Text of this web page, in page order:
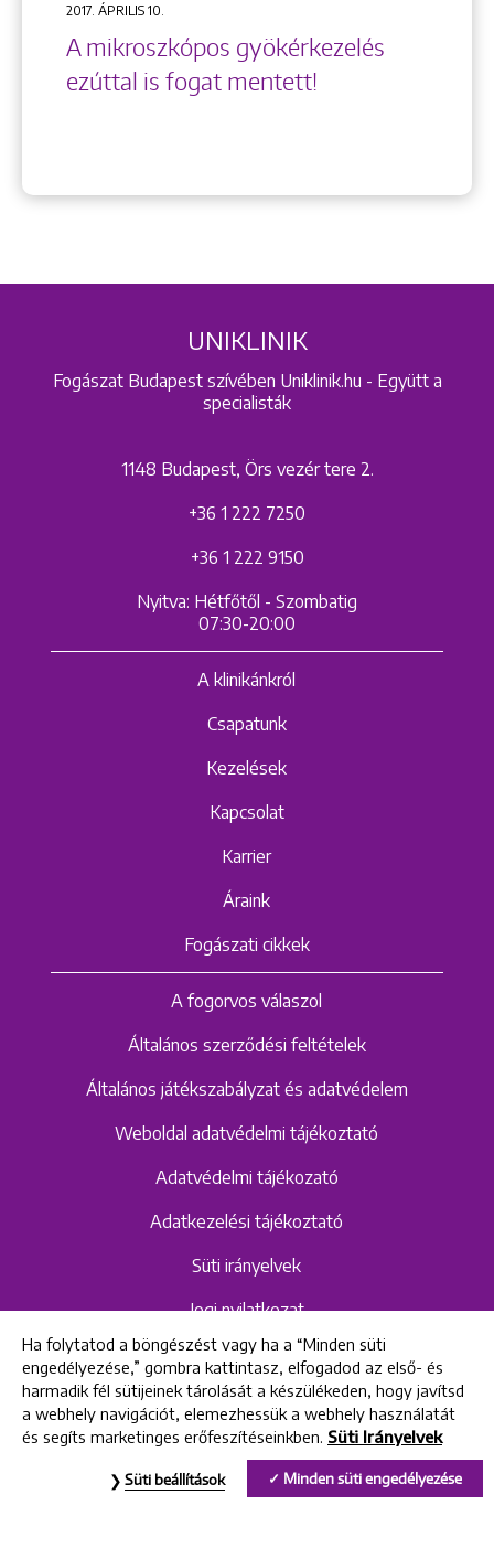
2017. ÁPRILIS 10.
A mikroszkópos gyökérkezelés
ezúttal is fogat mentett!
UNIKLINIK
Fogászat Budapest szívében Uniklinik.hu - Együtt a
specialisták
1148 Budapest, Örs vezér tere 2.
+36 1 222 7250
+36 1 222 9150
Nyitva: Hétfőtől - Szombatig
07:30-20:00
A klinikánkról
Csapatunk
Kezelések
Kapcsolat
Karrier
Áraink
Fogászati cikkek
A fogorvos válaszol
Általános szerződési feltételek
Általános játékszabályzat és adatvédelem
Weboldal adatvédelmi tájékoztató
Adatvédelmi tájékozató
Adatkezelési tájékoztató
Süti irányelvek
Jogi nyilatkozat
Hangrögzítéshez kapcsolódó adatvédelmi
szabályzat és tájékoztató
Uniklinik Fogászati és Implantációs Központ
Ha folytatod a böngészést vagy ha a “Minden süti
engedélyezése,” gombra kattintasz, elfogadod az első- és
harmadik fél sütijeinek tárolását a készülékeden, hogy javítsd
a webhely navigációt, elemezhessük a webhely használatát
és segíts marketinges erőfeszítéseinkben. Süti Irányelvek
Minden süti engedélyezése
Süti beállítások